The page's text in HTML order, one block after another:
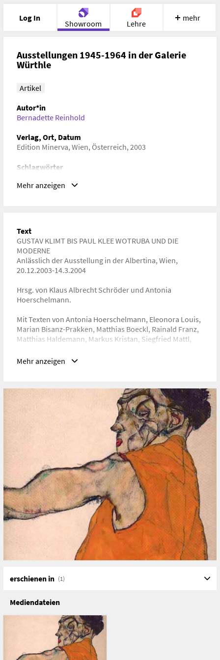
Log In
Showroom Lehre
Portfolio Image Cloud
mehr
Ausstellungen 1945-1964 in der Galerie
Würthle
Artikel
Autor*in
Bernadette Reinhold
Verlag, Ort, Datum
Edition Minerva, Wien, Österreich, 2003
Schlagwörter
URL
https://www.albertina.at/forschung/malerei-
skulptur/publikationen/gustav-klimt-bis-paul-klee-
wotruba-und-die-moderne/
Mehr anzeigen
Text
GUSTAV KLIMT BIS PAUL KLEE WOTRUBA UND DIE
MODERNE
Anlässlich der Ausstellung in der Albertina, Wien,
20.12.2003-14.3.2004
Hrsg. von Klaus Albrecht Schröder und Antonia
Hoerschelmann.
Mit Texten von Antonia Hoerschelmann, Eleonora Louis,
Marian Bisanz-Prakken, Matthias Boeckl, Rainald Franz,
Matthias Haldemann, Markus Kristan, Siegfried Mattl,
Pfister Fetz, Bernadette Reinhold, Klaus Albrecht
Schröder, Alice Strobl, Alfred Weidinger
Wien: Albertina, 2003. - 299 S.: Ill.
Band, Seiten
Mehr anzeigen
erschienen in (1)
Mediendateien